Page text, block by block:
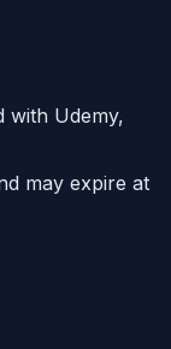
with Udemy,
may expire at